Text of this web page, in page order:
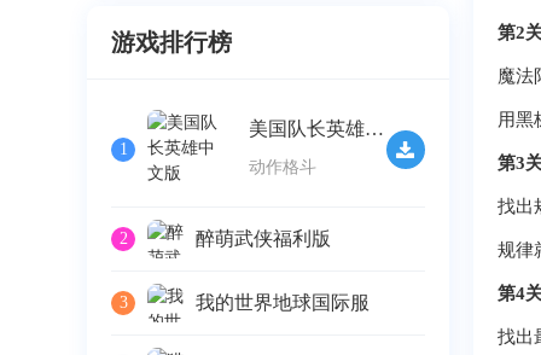
游戏排行榜
1
美国队长英雄中文版
动作格斗
2 醉萌武侠福利版
3 我的世界地球国际服
第2
魔法
用黑
第3
找出
规律
第4
找出